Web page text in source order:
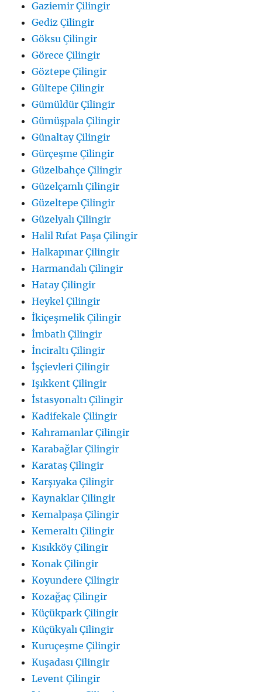
Gaziemir Çilingir
Gediz Çilingir
Göksu Çilingir
Görece Çilingir
Göztepe Çilingir
Gültepe Çilingir
Gümüldür Çilingir
Gümüşpala Çilingir
Günaltay Çilingir
Gürçeşme Çilingir
Güzelbahçe Çilingir
Güzelçamlı Çilingir
Güzeltepe Çilingir
Güzelyalı Çilingir
Halil Rıfat Paşa Çilingir
Halkapınar Çilingir
Harmandalı Çilingir
Hatay Çilingir
Heykel Çilingir
İkiçeşmelik Çilingir
İmbatlı Çilingir
İnciraltı Çilingir
İşçievleri Çilingir
Işıkkent Çilingir
İstasyonaltı Çilingir
Kadifekale Çilingir
Kahramanlar Çilingir
Karabağlar Çilingir
Karataş Çilingir
Karşıyaka Çilingir
Kaynaklar Çilingir
Kemalpaşa Çilingir
Kemeraltı Çilingir
Kısıkköy Çilingir
Konak Çilingir
Koyundere Çilingir
Kozağaç Çilingir
Küçükpark Çilingir
Küçükyalı Çilingir
Kuruçeşme Çilingir
Kuşadası Çilingir
Levent Çilingir